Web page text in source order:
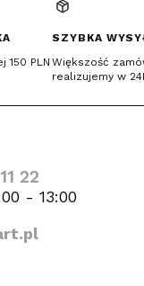
nowej
karcie)
150 PLN
SZYBKA
Większość
realizujemy w
22
- 13:00